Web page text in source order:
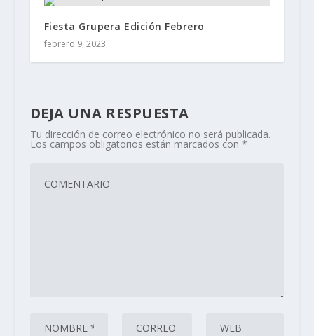
Fiesta Grupera Edición Febrero
febrero 9, 2023
DEJA UNA RESPUESTA
Tu dirección de correo electrónico no será publicada.
Los campos obligatorios están marcados con *